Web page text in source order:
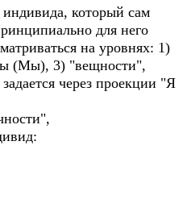
который сам
для него
на уровнях: 1)
(Мы), 3) "вещности",
через проекции "Я